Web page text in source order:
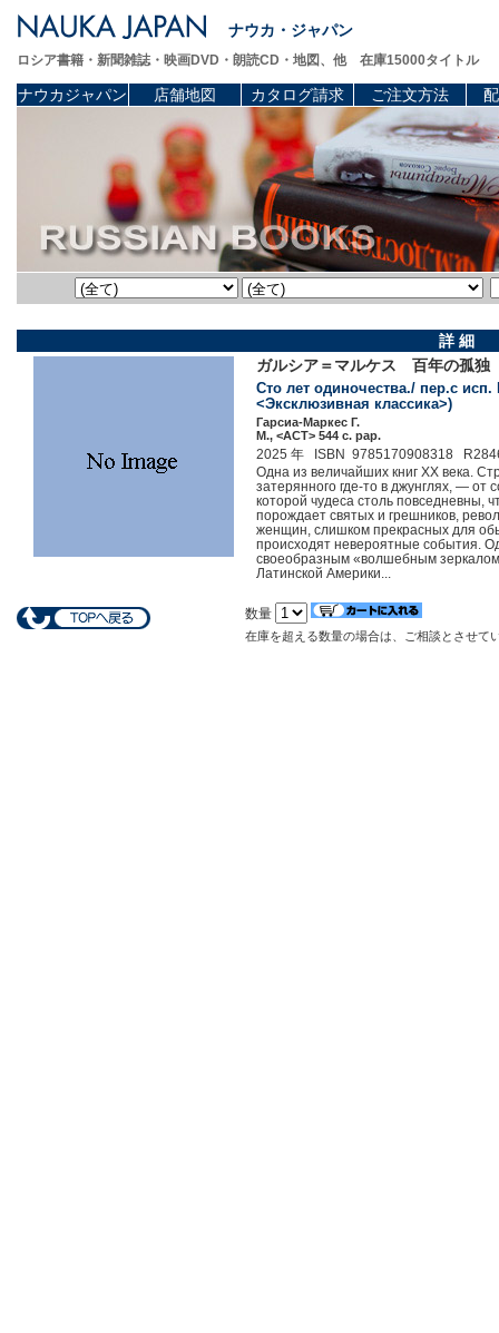
ナウカ・ジャパン
ロシア書籍・新聞雑誌・映画DVD・朗読CD・地図、他 在庫15000タイトル
ナウカジャパン 店舗地図 カタログ請求 ご注文方法
詳 細
ガルシア＝マルケス 百年の孤独
Сто лет одиночества./ пер.с
<Эксклюзивная классика>)
Гарсиа-Маркес Г.
М., <АСТ> 544 c. pap.
2025 年 ISBN 9785170908318
Одна из величайших книг ХХ века.
затерянного где‑то в джунглях, —
которой чудеса столь повседневны,
порождает святых и грешников,
женщин, слишком прекрасных для
происходят невероятные события.
своеобразным «волшебным
Латинской Америки...
数量
在庫を超える数量の場合は、ご相談とさせて